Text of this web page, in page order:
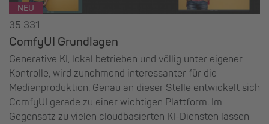
NEU
35 331
ComfyUI Grundlagen
Generative KI, lokal betrieben und völlig unter eigener
Kontrolle, wird zunehmend interessanter für die
Medienproduktion. Genau an dieser Stelle entwickelt sich
ComfyUI gerade zu einer wichtigen Plattform. Im
Gegensatz zu vielen cloudbasierten KI-Diensten lassen